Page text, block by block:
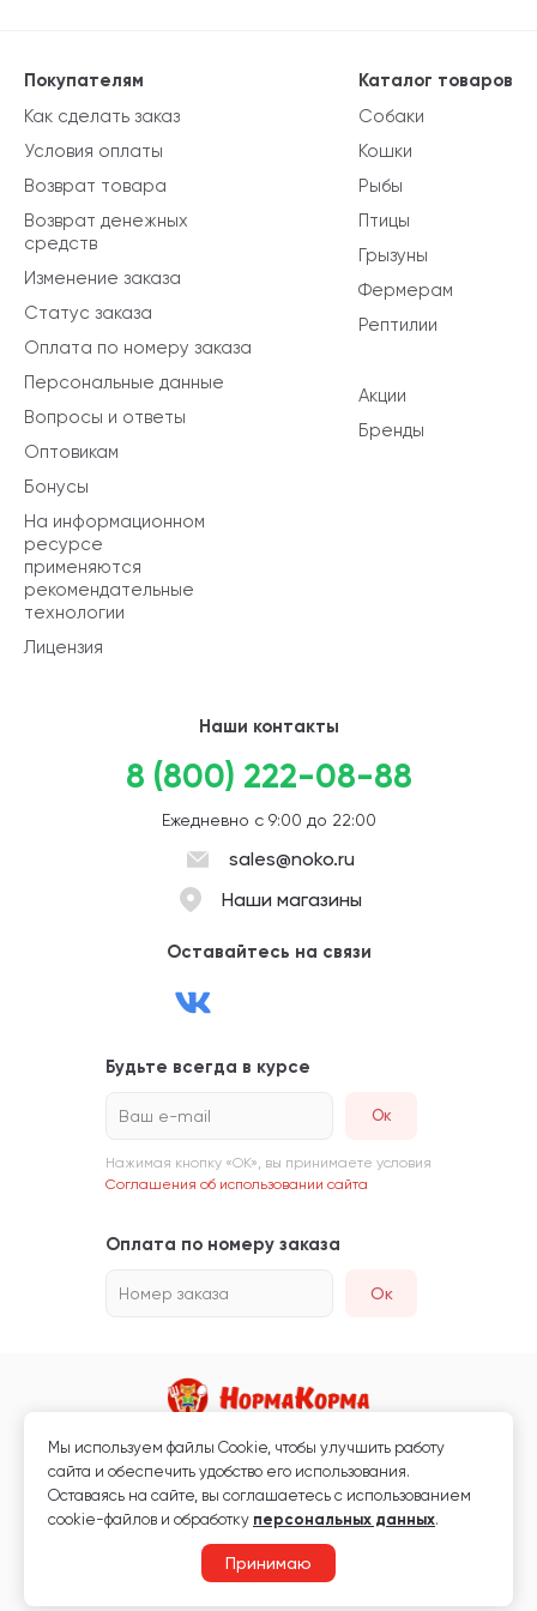
Каталог товаров
Собаки
Кошки
Рыбы
Птицы
Грызуны
Фермерам
Рептилии
Акции
Бренды
Покупателям
Как сделать заказ
Условия оплаты
Возврат товара
Возврат денежных
средств
Изменение заказа
Статус заказа
Оплата по номеру заказа
Персональные данные
Вопросы и ответы
Оптовикам
Бонусы
На информационном
ресурсе
применяются
рекомендательные
технологии
Лицензия
Наши контакты
8 (800) 222-08-88
Ежедневно с 9:00 до 22:00
sales@noko.ru
Наши магазины
Оставайтесь на связи
Будьте всегда в курсе
Ваш e-mail
Нажимая кнопку «ОК», вы принимаете условия
Соглашения об использовании сайта
Оплата по номеру заказа
Номер заказа Ок
Магазин кормов для животных и ветаптека
Любая информация, размещённая на сайте, не является публичной
офертой.
Мы используем файлы Сookie, чтобы улучшить работу
сайта и обеспечить удобство его использования.
Оставаясь на сайте, вы соглашаетесь с использованием
cookie-файлов и обработку персональных данных.
Принимаю